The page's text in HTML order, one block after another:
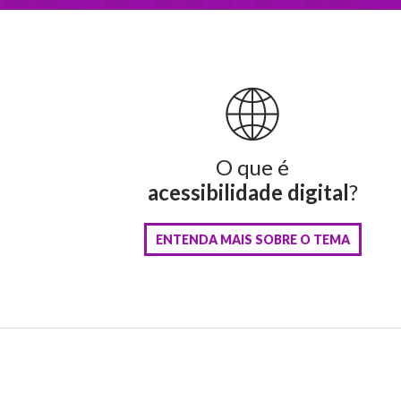
O que é
acessibilidade digital?
ENTENDA MAIS SOBRE O TEMA